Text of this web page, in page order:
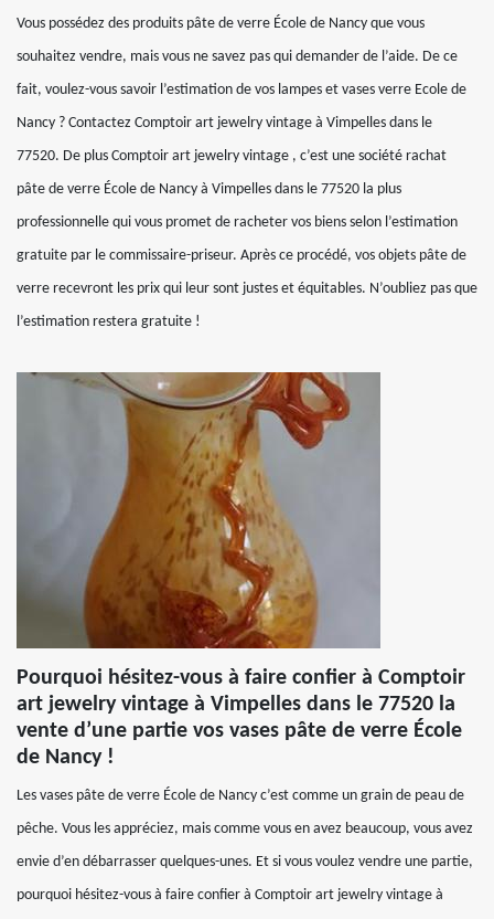
Vous possédez des produits pâte de verre École de Nancy que vous
souhaitez vendre, mais vous ne savez pas qui demander de l’aide. De ce
fait, voulez-vous savoir l’estimation de vos lampes et vases verre Ecole de
Nancy ? Contactez Comptoir art jewelry vintage à Vimpelles dans le
77520. De plus Comptoir art jewelry vintage , c’est une société rachat
pâte de verre École de Nancy à Vimpelles dans le 77520 la plus
professionnelle qui vous promet de racheter vos biens selon l’estimation
gratuite par le commissaire-priseur. Après ce procédé, vos objets pâte de
verre recevront les prix qui leur sont justes et équitables. N’oubliez pas que
l’estimation restera gratuite !
Pourquoi hésitez-vous à faire confier à Comptoir
art jewelry vintage à Vimpelles dans le 77520 la
vente d’une partie vos vases pâte de verre École
de Nancy !
Les vases pâte de verre École de Nancy c’est comme un grain de peau de
pêche. Vous les appréciez, mais comme vous en avez beaucoup, vous avez
envie d’en débarrasser quelques-unes. Et si vous voulez vendre une partie,
pourquoi hésitez-vous à faire confier à Comptoir art jewelry vintage à